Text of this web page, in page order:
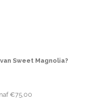
Sweet Magnolia?
€75,00